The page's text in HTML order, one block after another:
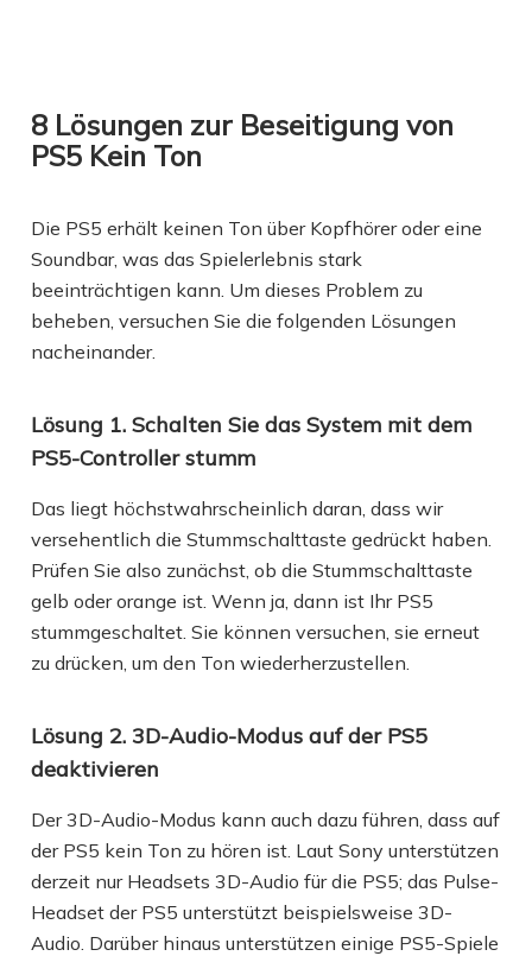
8 Lösungen zur Beseitigung von
PS5 Kein Ton
Die PS5 erhält keinen Ton über Kopfhörer oder eine
Soundbar, was das Spielerlebnis stark
beeinträchtigen kann. Um dieses Problem zu
beheben, versuchen Sie die folgenden Lösungen
nacheinander.
Lösung 1. Schalten Sie das System mit dem
PS5-Controller stumm
Das liegt höchstwahrscheinlich daran, dass wir
versehentlich die Stummschalttaste gedrückt haben.
Prüfen Sie also zunächst, ob die Stummschalttaste
gelb oder orange ist. Wenn ja, dann ist Ihr PS5
stummgeschaltet. Sie können versuchen, sie erneut
zu drücken, um den Ton wiederherzustellen.
Lösung 2. 3D-Audio-Modus auf der PS5
deaktivieren
Der 3D-Audio-Modus kann auch dazu führen, dass auf
der PS5 kein Ton zu hören ist. Laut Sony unterstützen
derzeit nur Headsets 3D-Audio für die PS5; das Pulse-
Headset der PS5 unterstützt beispielsweise 3D-
Audio. Darüber hinaus unterstützen einige PS5-Spiele